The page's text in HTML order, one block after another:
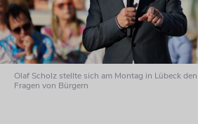
Olaf Scholz stellte sich am Montag in Lübeck den
Fragen von Bürgern